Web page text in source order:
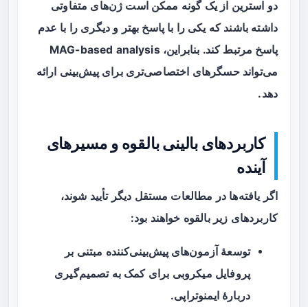
دو استرین از یک گونه ممکن است ژن‌های متفاوتی
داشته باشند که یکی را با پاسخ بهتر و دیگری را با عدم
پاسخ مرتبط کند. بنابراین، MAG-based analysis
می‌تواند حسگرهای اختصاصی‌تری برای پیش‌بینی ارائه
دهد.
کاربردهای بالینی بالقوه و مسیرهای
آینده
اگر یافته‌ها در مطالعات مستقل دیگر تأیید شوند،
کاربردهای زیر بالقوه خواهند بود:
توسعهٔ آزمون‌های پیش‌بینی‌کننده مبتنی بر
پروفایل میکروبی برای کمک به تصمیم‌گیری
دربارهٔ ایمنوتراپی.